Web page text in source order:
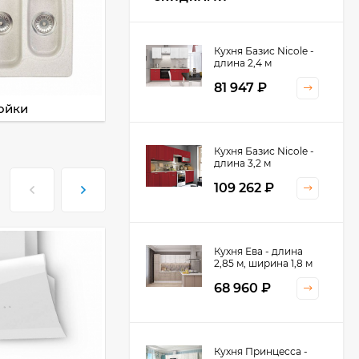
Кухня TREND - длина
1,3 м
22 771 ₽
Кухня Лондон - длина
2,8 м, ширина 1,96 м
75 507₽
Кухня Базис Nicole-
Mix 2,1 метра
42 750 ₽
Кухня Базис-
Кухня Базис Nicole -
длина 2,4 м
81 947 ₽
Кухня Базис Nicole -
длина 3,2 м
109 262 ₽
Кухня Ева - длина
2,85 м, ширина 1,8 м
68 960 ₽
Кухня Принцесса -